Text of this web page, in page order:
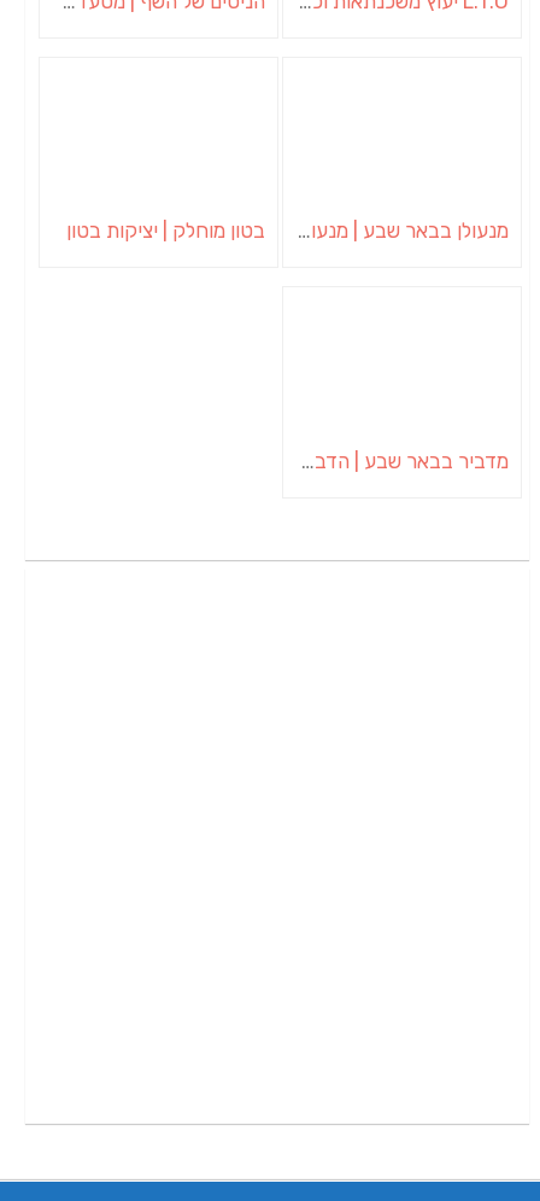
מנעולן בבאר שבע | מנעולן באופקים | ויטלי המנעולן בטון מוחלק | יציקות בטון
מדביר בבאר שבע | הדברה בבאר שבע | יוגב הדברות